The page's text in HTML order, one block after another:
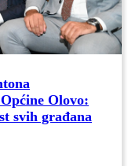
Olovo:
svih građana